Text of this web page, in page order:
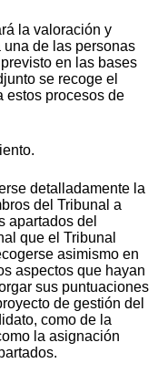
la valoración y
de las personas
en las bases
se recoge el
estos procesos de
detalladamente la
del Tribunal a
apartados del
que el Tribunal
asimismo en
aspectos que hayan
sus puntuaciones
de gestión del
como de la
la asignación